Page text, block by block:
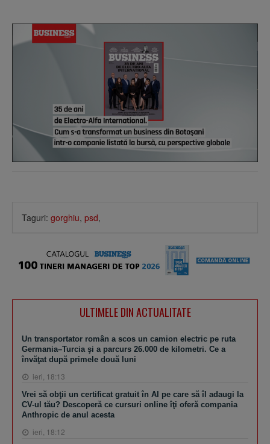
Taguri: gorghiu, psd,
ULTIMELE DIN ACTUALITATE
Un transportator român a scos un camion electric pe ruta
Germania–Turcia şi a parcurs 26.000 de kilometri. Ce a
învăţat după primele două luni
ieri, 18:13
Vrei să obţii un certificat gratuit în AI pe care să îl adaugi la
CV-ul tău? Descoperă ce cursuri online îţi oferă compania
Anthropic de anul acesta
ieri, 18:12